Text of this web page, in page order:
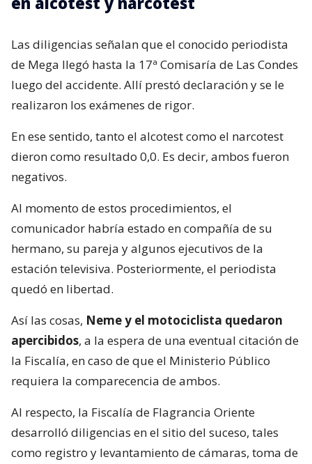
Las diligencias señalan que el conocido periodista
de Mega llegó hasta la 17ª Comisaría de Las Condes
luego del accidente. Allí prestó declaración y se le
realizaron los exámenes de rigor.
En ese sentido, tanto el alcotest como el narcotest
dieron como resultado 0,0. Es decir, ambos fueron
negativos.
Al momento de estos procedimientos, el
comunicador habría estado en compañía de su
hermano, su pareja y algunos ejecutivos de la
estación televisiva. Posteriormente, el periodista
quedó en libertad.
Así las cosas, Neme y el motociclista quedaron
apercibidos, a la espera de una eventual citación de
la Fiscalía, en caso de que el Ministerio Público
requiera la comparecencia de ambos.
Al respecto, la Fiscalía de Flagrancia Oriente
desarrolló diligencias en el sitio del suceso, tales
como registro y levantamiento de cámaras, toma de